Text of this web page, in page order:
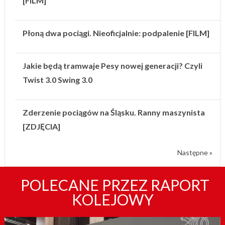
Płoną dwa pociągi. Nieoficjalnie: podpalenie [FILM]
Jakie będą tramwaje Pesy nowej generacji? Czyli
Twist 3.0 Swing 3.0
Zderzenie pociągów na Śląsku. Ranny maszynista
[ZDJĘCIA]
Następne »
POLECANE PRZEZ RAPORT
KOLEJOWY